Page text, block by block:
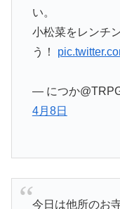
い。
小松菜をレンチ
う！
— につか
4月8日
今日は他所のお